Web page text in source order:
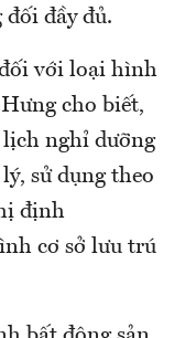
đối đầy đủ.
với loại hình
cho biết,
lịch nghỉ dưỡng
sử dụng theo
định
cơ sở lưu trú